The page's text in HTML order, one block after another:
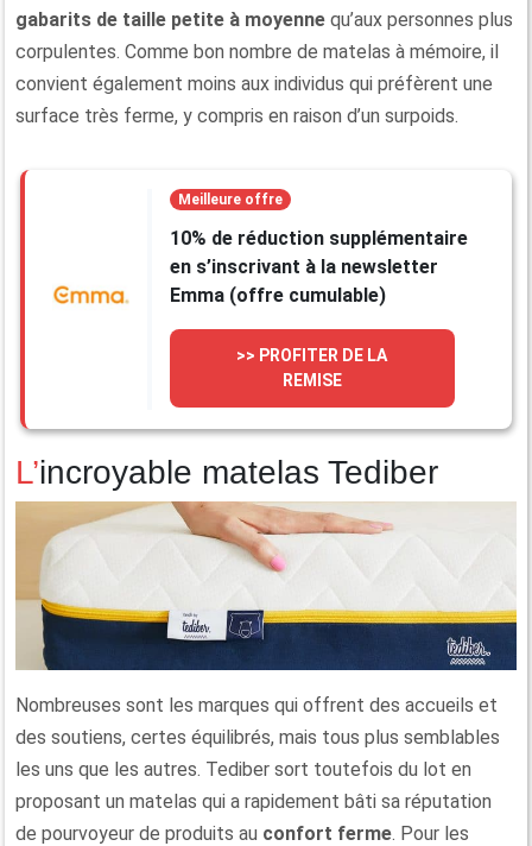
gabarits de taille petite à moyenne qu’aux personnes plus
corpulentes. Comme bon nombre de matelas à mémoire, il
convient également moins aux individus qui préfèrent une
surface très ferme, y compris en raison d’un surpoids.
Meilleure offre
10% de réduction supplémentaire
en s’inscrivant à la newsletter
Emma (offre cumulable)
>> PROFITER DE LA
REMISE
L’incroyable matelas Tediber
Nombreuses sont les marques qui offrent des accueils et
des soutiens, certes équilibrés, mais tous plus semblables
les uns que les autres. Tediber sort toutefois du lot en
proposant un matelas qui a rapidement bâti sa réputation
de pourvoyeur de produits au confort ferme. Pour les